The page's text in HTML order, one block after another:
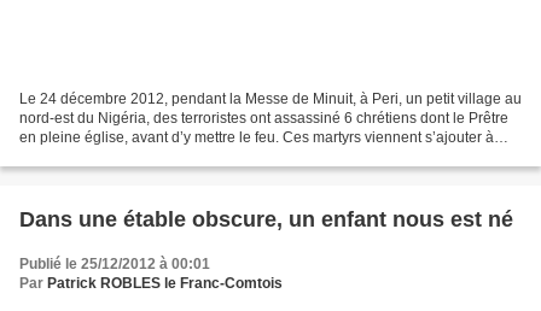
Le 24 décembre 2012, pendant la Messe de Minuit, à Peri, un petit village au
nord-est du Nigéria, des terroristes ont assassiné 6 chrétiens dont le Prêtre
en pleine église, avant d’y mettre le feu. Ces martyrs viennent s’ajouter à
Dans une étable obscure, un enfant nous est né
Publié le 25/12/2012 à 00:01
Par Patrick ROBLES le Franc-Comtois